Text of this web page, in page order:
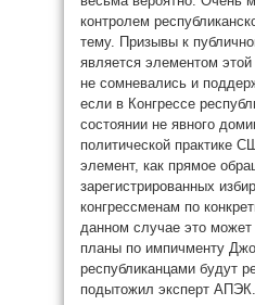
контролем
тему. Призывы к
является элементом
не сомневались и
если в Конгрессе
состоянии не явного
политической практике
элемент, как прямое
зарегистрированных
конгрессменам по
данном случае это может
планы по импичменту
республиканцами будут
подытожил эксперт АПЭК.